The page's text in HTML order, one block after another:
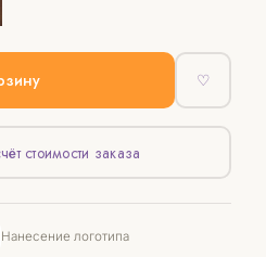
♡
стоимости заказа
Нанесение логотипа